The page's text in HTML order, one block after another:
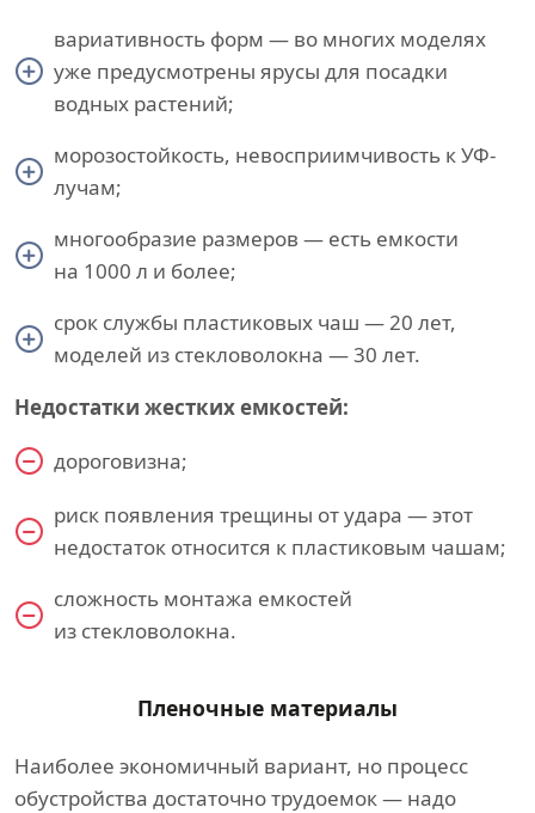
вариативность форм — во многих моделях
уже предусмотрены ярусы для посадки
водных растений;
морозостойкость, невосприимчивость к УФ-
лучам;
многообразие размеров — есть емкости
на 1000 л и более;
срок службы пластиковых чаш — 20 лет,
моделей из стекловолокна — 30 лет.
Недостатки жестких емкостей:
дороговизна;
риск появления трещины от удара — этот
недостаток относится к пластиковым чашам;
cложность монтажа емкостей
из стекловолокна.
Пленочные материалы
Наиболее экономичный вариант, но процесс
обустройства достаточно трудоемок — надо